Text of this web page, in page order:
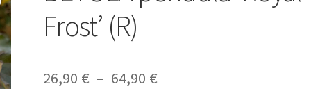
Frost’ (R)
26,90 € – 64,90 €